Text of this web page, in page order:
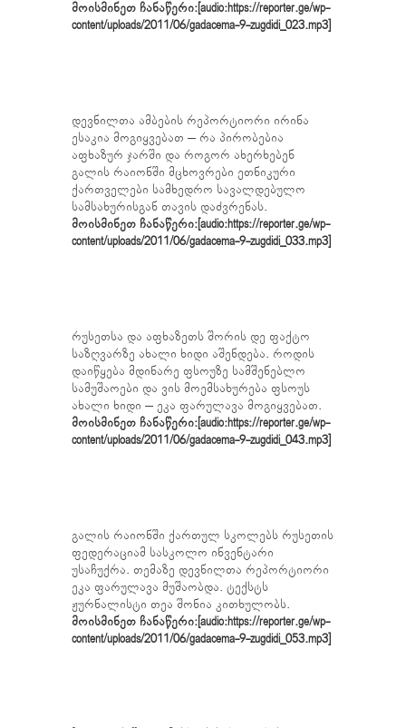
მოისმინეთ ჩანაწერი:[audio:https://reporter.ge/wp-
content/uploads/2011/06/gadacema-9-zugdidi_023.mp3]
დევნილთა ამბების რეპორტიორი ირინა
ესაკია მოგიყვებათ – რა პირობებია
აფხაზურ ჯარში და როგორ ახერხებენ
გალის რაიონში მცხოვრები ეთნიკური
ქართველები სამხედრო სავალდებულო
სამსახურისგან თავის დაძვრენას.
მოისმინეთ ჩანაწერი:[audio:https://reporter.ge/wp-
content/uploads/2011/06/gadacema-9-zugdidi_033.mp3]
რუსეთსა და აფხაზეთს შორის დე ფაქტო
საზღვარზე ახალი ხიდი აშენდება. როდის
დაიწყება მდინარე ფსოუზე სამშენებლო
სამუშაოები და ვის მოემსახურება ფსოუს
ახალი ხიდი – ეკა ფარულავა მოგიყვებათ.
მოისმინეთ ჩანაწერი:[audio:https://reporter.ge/wp-
content/uploads/2011/06/gadacema-9-zugdidi_043.mp3]
გალის რაიონში ქართულ სკოლებს რუსეთის
ფედერაციამ სასკოლო ინვენტარი
უსაჩუქრა. თემაზე დევნილთა რეპორტიორი
ეკა ფარულავა მუშაობდა. ტექსტს
ჟურნალისტი თეა შონია კითხულობს.
მოისმინეთ ჩანაწერი:[audio:https://reporter.ge/wp-
content/uploads/2011/06/gadacema-9-zugdidi_053.mp3]